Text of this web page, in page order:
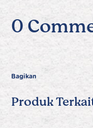
0
Bagikan
Produk